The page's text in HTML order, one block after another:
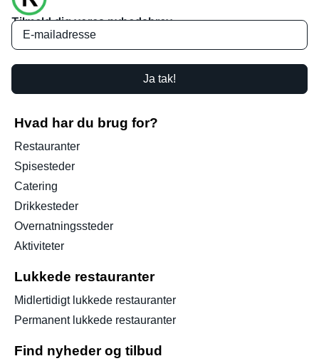
Tilmeld dig vores nyhedsbrev
Ja tak!
Hvad har du brug for?
Restauranter
Spisesteder
Catering
Drikkesteder
Overnatningssteder
Aktiviteter
Lukkede restauranter
Midlertidigt lukkede restauranter
Permanent lukkede restauranter
Find nyheder og tilbud